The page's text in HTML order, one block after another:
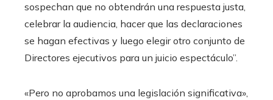
sospechan que no obtendrán una respuesta justa,
celebrar la audiencia, hacer que las declaraciones
se hagan efectivas y luego elegir otro conjunto de
Directores ejecutivos para un juicio espectáculo”.
«Pero no aprobamos una legislación significativa»,